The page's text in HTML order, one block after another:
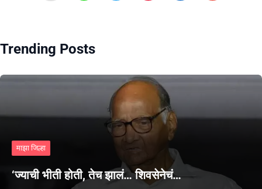
Trending Posts
माझा जिल्हा
‘ज्याची भीती होती, तेच झालं… शिवसेनेचं…